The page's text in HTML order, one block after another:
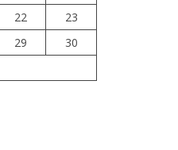
22
23
29
30